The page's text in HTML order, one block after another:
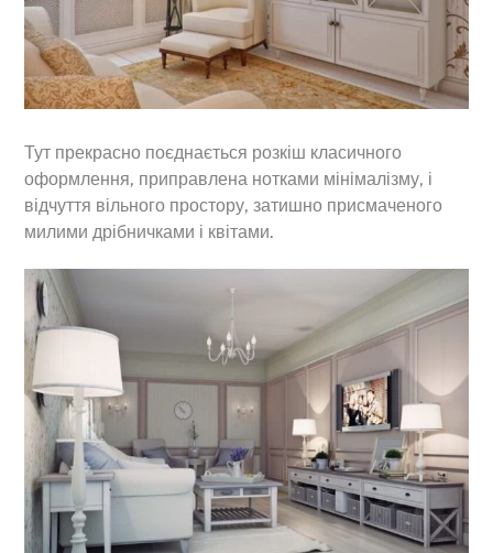
Тут прекрасно поєднається розкіш класичного
оформлення, приправлена нотками мінімалізму, і
відчуття вільного простору, затишно присмаченого
милими дрібничками і квітами.